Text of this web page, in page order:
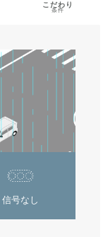
こだわり
条件
信号なし